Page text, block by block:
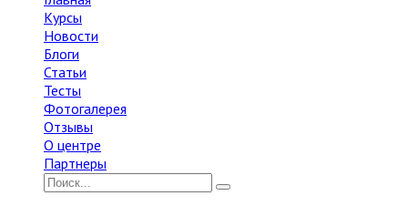
Курсы
Новости
Блоги
Статьи
Тесты
Фотогалерея
Отзывы
О центре
Партнеры